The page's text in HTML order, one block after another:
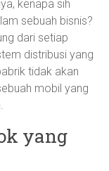
kenapa sih
sebuah bisnis?
dari setiap
distribusi yang
tidak akan
mobil yang
yang